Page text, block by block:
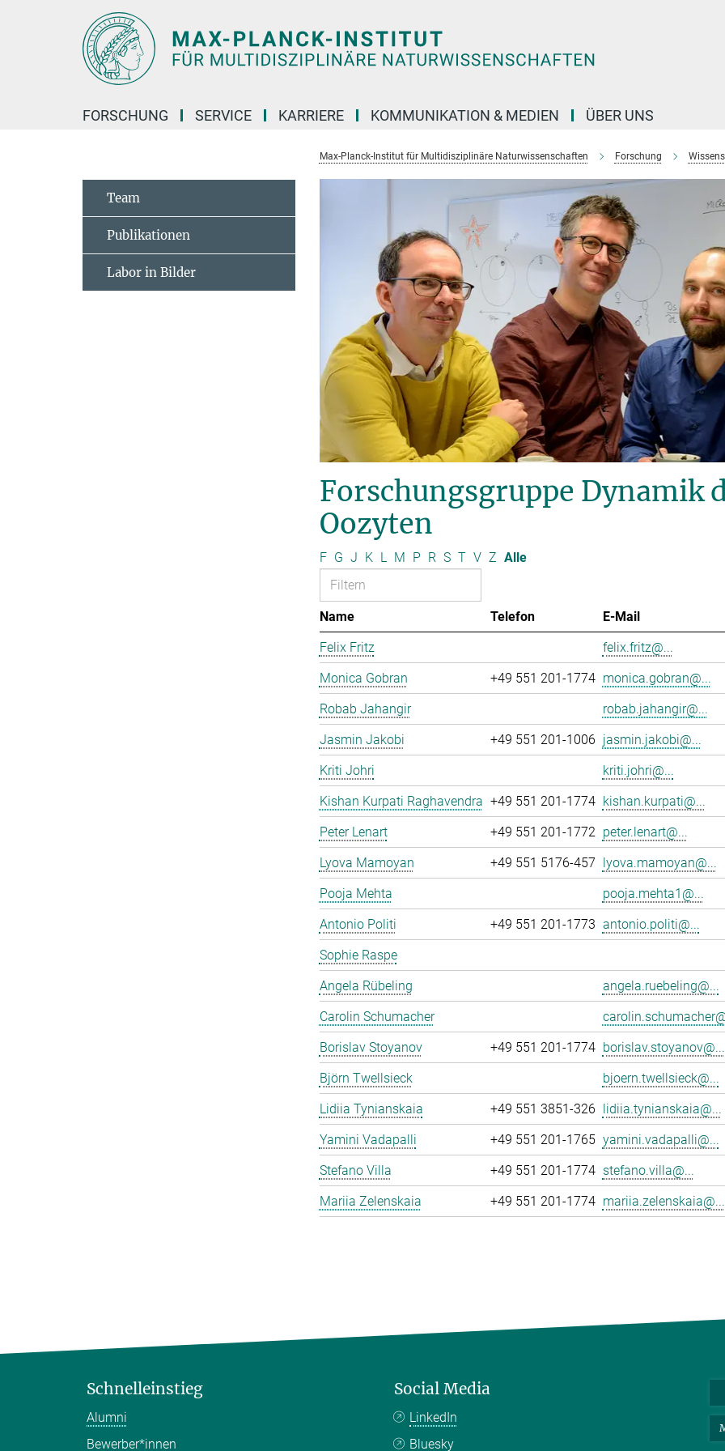
FORSCHUNG SERVICE KARRIERE KOMMUNIKATION & MEDIEN ÜBER UNS
Max-Planck-Institut für Multidisziplinäre Naturwissenschaften Forschung
Forschungsgruppe Dynamik
Oozyten
F G J K L M P R S T V Z Alle
Name Telefon
E-Mail
Felix Fritz
felix.fritz@...
Monica Gobran
+49 551 201-1774 monica.gobran@...
Robab Jahangir
robab.jahangir@...
Jasmin Jakobi
+49 551 201-1006 jasmin.jakobi@...
Kriti Johri
kriti.johri@...
Kishan Kurpati Raghavendra +49 551 201-1774 kishan.kurpati@...
Peter Lenart
+49 551 201-1772 peter.lenart@...
Lyova Mamoyan
+49 551 5176-457 lyova.mamoyan@...
Pooja Mehta
pooja.mehta1@...
Antonio Politi
+49 551 201-1773 antonio.politi@...
Sophie Raspe
Angela Rübeling
angela.ruebeling@...
Carolin Schumacher
Borislav Stoyanov
+49 551 201-1774 borislav.stoyanov@...
Björn Twellsieck
bjoern.twellsieck@...
Lidiia Tynianskaia
+49 551 3851-326 lidiia.tynianskaia@...
Yamini Vadapalli
+49 551 201-1765 yamini.vadapalli@...
Stefano Villa
+49 551 201-1774 stefano.villa@...
Mariia Zelenskaia
+49 551 201-1774 mariia.zelenskaia@...
Team
Publikationen
Labor in Bilder
Schnelleinstieg
Alumni
Bewerber*innen
Social Media
LinkedIn
Bluesky